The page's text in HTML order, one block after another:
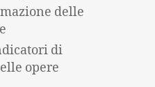
delle
di
opere